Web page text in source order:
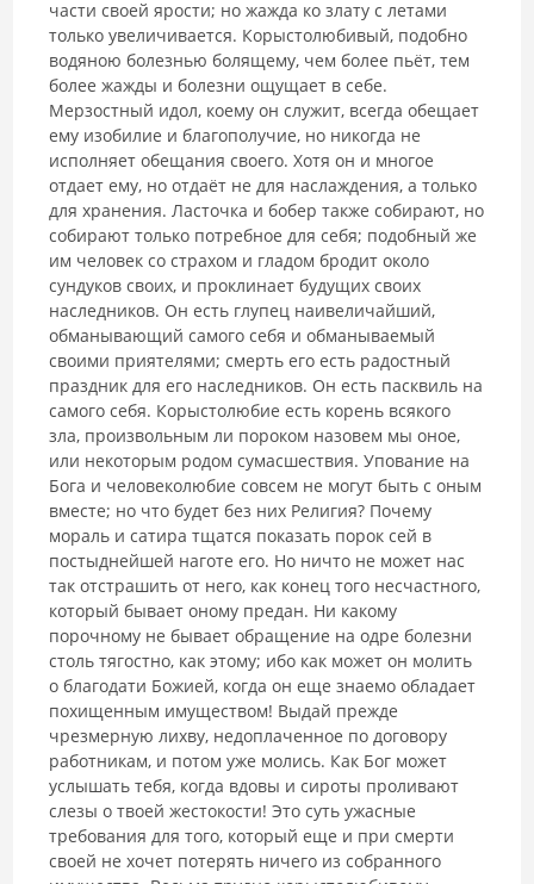
части своей ярости; но жажда ко злату с летами
только увеличивается. Корыстолюбивый, подобно
водяною болезнью болящему, чем более пьёт, тем
более жажды и болезни ощущает в себе.
Мерзостный идол, коему он служит, всегда обещает
ему изобилие и благополучие, но никогда не
исполняет обещания своего. Хотя он и многое
отдает ему, но отдаёт не для наслаждения, а только
для хранения. Ласточка и бобер также собирают, но
собирают только потребное для себя; подобный же
им человек со страхом и гладом бродит около
сундуков своих, и проклинает будущих своих
наследников. Он есть глупец наивеличайший,
обманывающий самого себя и обманываемый
своими приятелями; смерть его есть радостный
праздник для его наследников. Он есть пасквиль на
самого себя. Корыстолюбие есть корень всякого
зла, произвольным ли пороком назовем мы оное,
или некоторым родом сумасшествия. Упование на
Бога и человеколюбие совсем не могут быть с оным
вместе; но что будет без них Религия? Почему
мораль и сатира тщатся показать порок сей в
постыднейшей наготе его. Но ничто не может нас
так отстрашить от него, как конец того несчастного,
который бывает оному предан. Ни какому
порочному не бывает обращение на одре болезни
столь тягостно, как этому; ибо как может он молить
о благодати Божией, когда он еще знаемо обладает
похищенным имуществом! Выдай прежде
чрезмерную лихву, недоплаченное по договору
работникам, и потом уже молись. Как Бог может
услышать тебя, когда вдовы и сироты проливают
слезы о твоей жестокости! Это суть ужасные
требования для того, который еще и при смерти
своей не хочет потерять ничего из собранного